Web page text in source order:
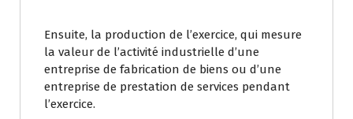
Ensuite, la production de l’exercice, qui mesure
la valeur de l’activité industrielle d’une
entreprise de fabrication de biens ou d’une
entreprise de prestation de services pendant
l’exercice.